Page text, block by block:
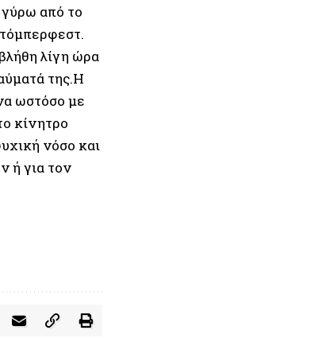
γύρω από το
λίγη ώρα
της.Η
ωστόσο με
κίνητρο
νόσο και
ή για τον